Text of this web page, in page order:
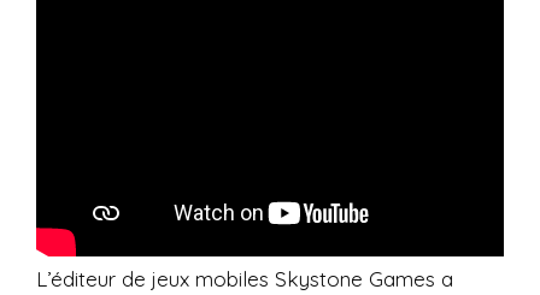
L’éditeur de jeux mobiles Skystone Games a